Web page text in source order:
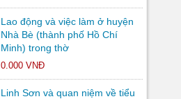
Lao động và việc làm ở huyện
Nhà Bè (thành phố Hồ Chí
Minh) trong thờ
0.000 VNĐ
Linh Sơn và quan niệm về tiểu